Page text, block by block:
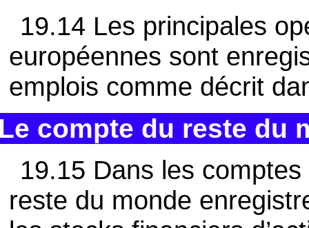
19.14 Les principales
européennes sont
emplois comme décrit
compte du reste du
19.15 Dans les
reste du monde